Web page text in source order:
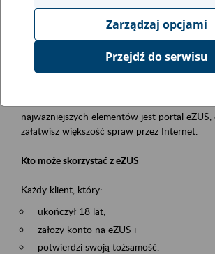
obsługa klientów
Opis wydarzenia
Platforma Usług Elektronicznych ZUS eZUS
najważniejszych elementów jest portal
załatwisz większość spraw przez Internet.
Kto może skorzystać z eZUS
Każdy klient, który:
ukończył 18 lat,
założy konto na eZUS i
potwierdzi swoją tożsamość.
Zarządzaj opcjami
Przejdź do serwisu